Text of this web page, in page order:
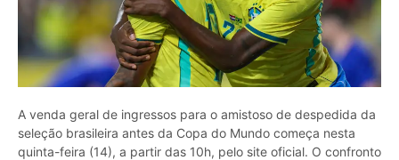
A venda geral de ingressos para o amistoso de despedida da
seleção brasileira antes da Copa do Mundo começa nesta
quinta-feira (14), a partir das 10h, pelo site oficial. O confronto